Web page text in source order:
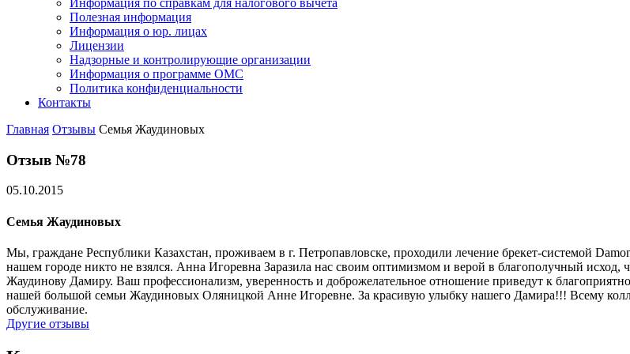
Информация по справкам для налогового вычета
Полезная информация
Информация о юр. лицах
Лицензии
Надзорные и контролирующие организации
Информация о программе ОМС
Политика конфиденциальности
Контакты
Главная Отзывы Семья Жаудиновых
Отзыв №78
05.10.2015
Семья Жаудиновых
Мы, граждане Республики Казахстан, проживаем в г. Петропавловске, проходили лечение брекет-системой
нашем городе никто не взялся. Анна Игоревна Заразила нас своим оптимизмом и верой в благополучный
Жаудинову Дамиру. Ваш профессионализм, уверенность и доброжелательное отношение приведут к
нашей большой семьи Жаудиновых Оляницкой Анне Игоревне. За красивую улыбку нашего Дамира!!! Всему
обслуживание.
Другие отзывы